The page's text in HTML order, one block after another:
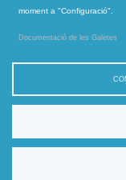
QUÈ FEM
moment a "Configuració".
Documentació de les Galetes